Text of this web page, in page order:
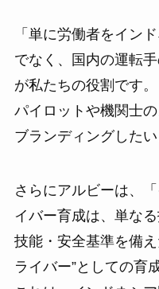
「単に労働者をイン
でなく、国内の運転
が私たちの役割です
パイロットや機関士
ブランディングしたい
さらにアルビーは、
イバー育成は、単な
技能・安全基準を備
ライバー”としての育